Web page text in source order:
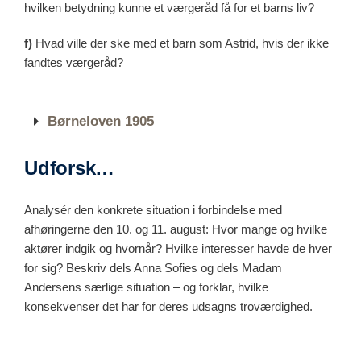
hvilken betydning kunne et værgeråd få for et barns liv?
f) Hvad ville der ske med et barn som Astrid, hvis der ikke
fandtes værgeråd?
Børneloven 1905
Udforsk…
Analysér den konkrete situation i forbindelse med
afhøringerne den 10. og 11. august: Hvor mange og hvilke
aktører indgik og hvornår? Hvilke interesser havde de hver
for sig? Beskriv dels Anna Sofies og dels Madam
Andersens særlige situation – og forklar, hvilke
konsekvenser det har for deres udsagns troværdighed.